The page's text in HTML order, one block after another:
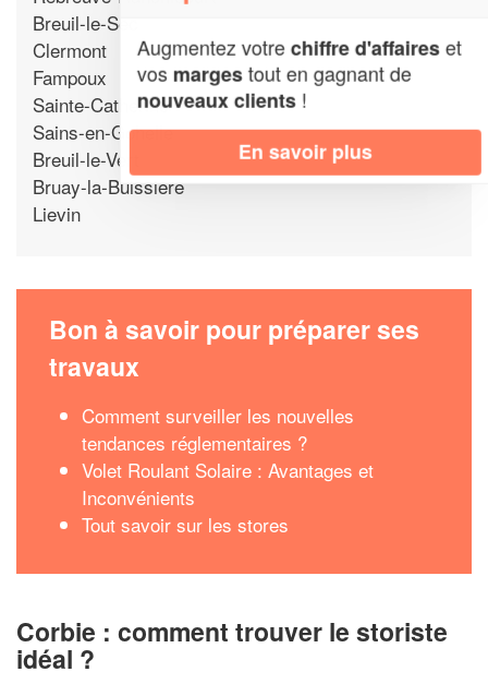
Breuil-le-Sec
Clermont
Fampoux
Sainte-Catherine
Sains-en-Gohelle
Breuil-le-Vert
Bruay-la-Buissiere
Lievin
Bon à savoir pour préparer ses
travaux
Comment surveiller les nouvelles
tendances réglementaires ?
Volet Roulant Solaire : Avantages et
Inconvénients
Tout savoir sur les stores
Corbie : comment trouver le storiste
idéal ?
Augmentez votrechiffre d'affaireset
vosmargestout en gagnant de
nouveaux clients!
En savoir plus